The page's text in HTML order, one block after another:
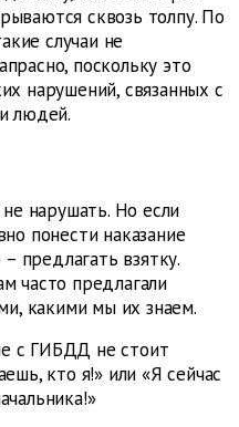
сквозь толпу. По
случаи не
поскольку это
нарушений, связанных с
людей.
нарушать. Но если
понести наказание
предлагать взятку.
часто предлагали
какими мы их знаем.
с ГИБДД не стоит
кто я!» или «Я сейчас